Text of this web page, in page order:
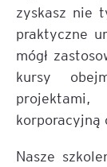
zyskasz nie
praktyczne
mógł
kursy
korporacyjną
Nasze